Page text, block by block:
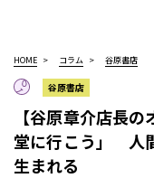
HOME コラム 谷原書店
谷原書店
【谷原章介店長
堂に行こう」 人
生まれる